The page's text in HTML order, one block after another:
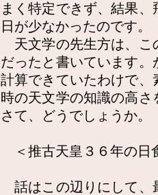
まく特定できず、結果
日が少なかったのです。
天文学の先生方は、こ
だったと書いています
計算できていたわけで
時の天文学の知識の高
さて、どうでしょうか。
＜推古天皇３６年の日
話はこの辺りにして、